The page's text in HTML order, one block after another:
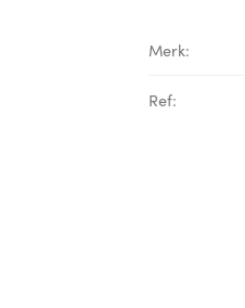
Merk:
Ref: